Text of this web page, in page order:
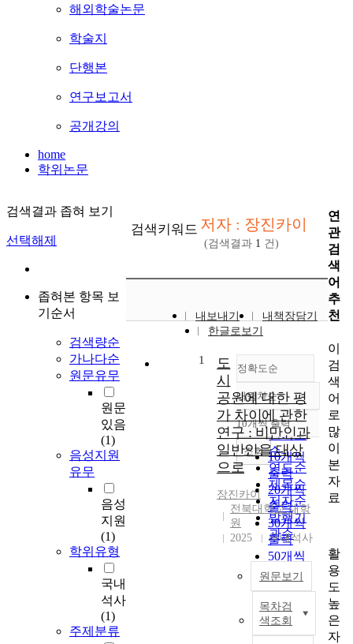
해외학술논문
학술지
단행본
연구보고서
공개강의
home
학위논문
검색결과 좁혀 보기
선택해제
좁혀본 항목 보
기순서
검색량순
가나다순
원문유무
원문
있음
(1)
음성지원
유무
음성
지원
(1)
학위유형
국내
석사
(1)
주제분류
검색키워드 저자 : 장진카이
(검색결과 1 건)
내보내기
내책장담기
한글로보기
정확도순
정확도
순
인기도
순
연도순
제목순
저자순
발행기
관순
내림차순
내림차순
10개씩 출력
10개씩
출력
20개씩
출력
30개씩
출력
50개씩
출력
100개씩
출력
조회
1
도
시
공원에 대한 평
가 차이에 관한
연구 : 비만인과
일반인을 대상
으로
장진카이
전북대학교 대학
원
2025
국내석사
원문보기
목차검
색조회
연
관
검
색
어
추
천
이
검
색
어
로
많
이
본
자
료
활
용
도
높
은
자